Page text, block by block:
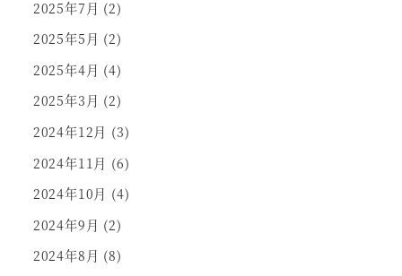
2025年7月 (2)
2025年5月 (2)
2025年4月 (4)
2025年3月 (2)
2024年12月 (3)
2024年11月 (6)
2024年10月 (4)
2024年9月 (2)
2024年8月 (8)